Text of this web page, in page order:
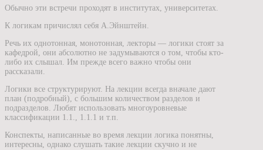
Обычно эти встречи проходят в институтах, университетах.
К логикам причислял себя А.Эйнштейн.
Речь их однотонная, монотонная, лекторы — логики стоят за
кафедрой, они абсолютно не задумываются о том, чтобы кто-
либо их слышал. Им прежде всего важно чтобы они
рассказали.
Логики все структурируют. На лекции всегда вначале дают
план (подробный), с большим количеством разделов и
подразделов. Любят использовать многоуровневые
классификации 1.1., 1.1.1 и т.п.
Конспекты, написанные во время лекции логика понятны,
интересны, однако слушать такие лекции скучно и не